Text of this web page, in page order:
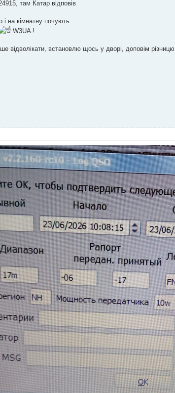
там Катар відповів
на кімнатну почують.
W3UA !
відволікати, встановлю щось у дворі, доповім різницю.